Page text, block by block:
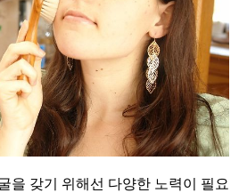
을 갖기 위해선 다양한 노력이 필요